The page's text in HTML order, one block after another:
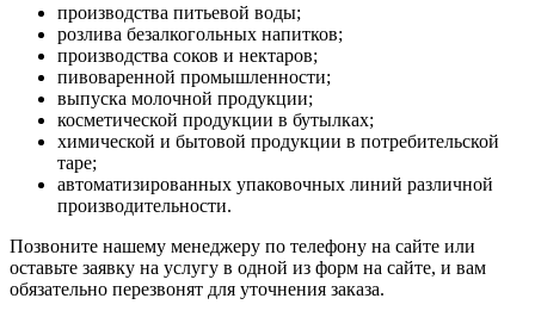
производства питьевой воды;
розлива безалкогольных напитков;
производства соков и нектаров;
пивоваренной промышленности;
выпуска молочной продукции;
косметической продукции в бутылках;
химической и бытовой продукции в потребительской
таре;
автоматизированных упаковочных линий различной
производительности.
Позвоните нашему менеджеру по телефону на сайте или
оставьте заявку на услугу в одной из форм на сайте, и вам
обязательно перезвонят для уточнения заказа.